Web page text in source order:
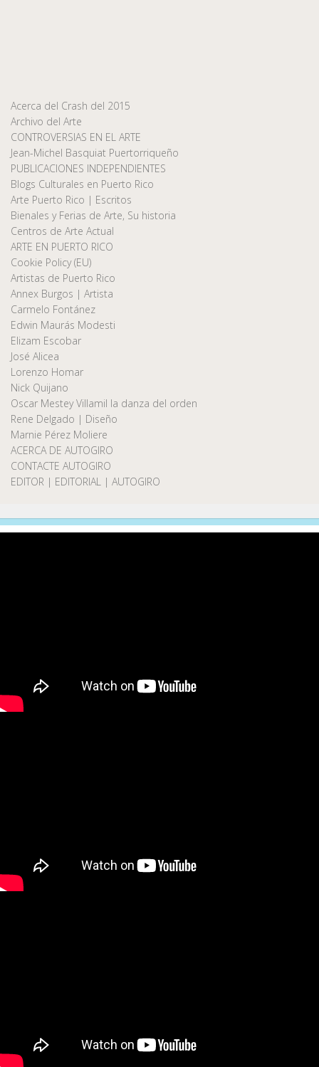
Acerca del Crash del 2015
Archivo del Arte
CONTROVERSIAS EN EL ARTE
Jean-Michel Basquiat Puertorriqueño
PUBLICACIONES INDEPENDIENTES
Blogs Culturales en Puerto Rico
Arte Puerto Rico | Escritos
Bienales y Ferias de Arte, Su historia
Centros de Arte Actual
ARTE EN PUERTO RICO
Cookie Policy (EU)
Artistas de Puerto Rico
Annex Burgos | Artista
Carmelo Fontánez
Edwin Maurás Modesti
Elizam Escobar
José Alicea
Lorenzo Homar
Nick Quijano
Oscar Mestey Villamil la danza del orden
Rene Delgado | Diseño
Marnie Pérez Moliere
ACERCA DE AUTOGIRO
CONTACTE AUTOGIRO
EDITOR | EDITORIAL | AUTOGIRO